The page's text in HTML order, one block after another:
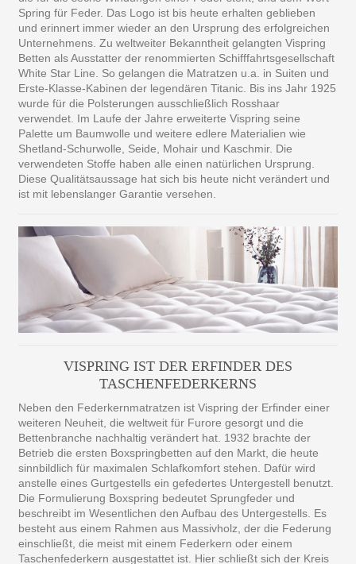
Spring für Feder. Das Logo ist bis heute erhalten geblieben
und erinnert immer wieder an den Ursprung des erfolgreichen
Unternehmens. Zu weltweiter Bekanntheit gelangten Vispring
Betten als Ausstatter der renommierten Schifffahrtsgesellschaft
White Star Line. So gelangen die Matratzen u.a. in Suiten und
Erste-Klasse-Kabinen der legendären Titanic. Bis ins Jahr 1925
wurde für die Polsterungen ausschließlich Rosshaar
verwendet. Im Laufe der Jahre erweiterte Vispring seine
Palette um Baumwolle und weitere edlere Materialien wie
Shetland-Schurwolle, Seide, Mohair und Kaschmir. Die
verwendeten Stoffe haben alle einen natürlichen Ursprung.
Diese Qualitätsaussage hat sich bis heute nicht verändert und
ist mit lebenslanger Garantie versehen.
VISPRING IST DER ERFINDER DES
TASCHENFEDERKERNS
Neben den Federkernmatratzen ist Vispring der Erfinder einer
weiteren Neuheit, die weltweit für Furore gesorgt und die
Bettenbranche nachhaltig verändert hat. 1932 brachte der
Betrieb die ersten Boxspringbetten auf den Markt, die heute
sinnbildlich für maximalen Schlafkomfort stehen. Dafür wird
anstelle eines Gurtgestells ein gefedertes Untergestell benutzt.
Die Formulierung Boxspring bedeutet Sprungfeder und
beschreibt im Wesentlichen den Aufbau des Untergestells. Es
besteht aus einem Rahmen aus Massivholz, der die Federung
einschließt, die meist mit einem Federkern oder einem
Taschenfederkern ausgestattet ist. Hier schließt sich der Kreis